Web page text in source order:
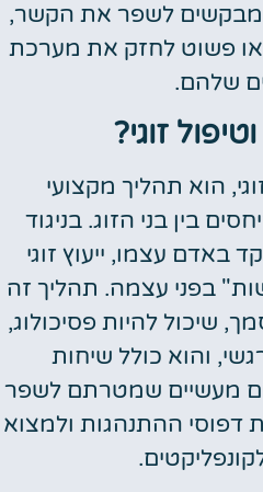
המבקשים לשפר את הקשר,
פשוט לחזק את מערכת
שלהם.
זוגי?
זוגי, הוא תהליך מקצועי
בין בני הזוג. בניגוד
באדם עצמו, ייעוץ זוגי
בפני עצמה. תהליך זה
שיכול להיות פסיכולוג,
והוא כולל שיחות
מעשיים שמטרתם לשפר
ההתנהגות ולמצוא